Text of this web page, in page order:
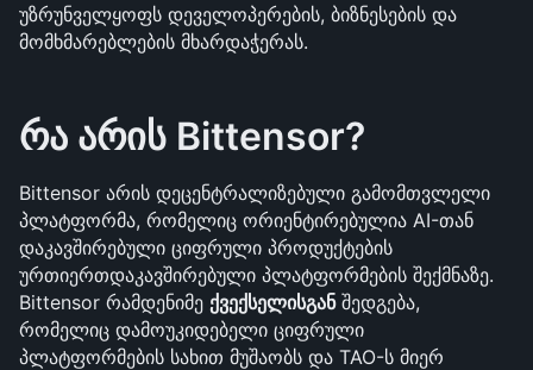
უზრუნველყოფს დეველოპერების, ბიზნესების და
მომხმარებლების მხარდაჭერას.
რა არის Bittensor?
Bittensor არის დეცენტრალიზებული გამომთვლელი
პლატფორმა, რომელიც ორიენტირებულია AI-თან
დაკავშირებული ციფრული პროდუქტების
ურთიერთდაკავშირებული პლატფორმების შექმნაზე.
Bittensor რამდენიმე ქვექსელისგან შედგება,
რომელიც დამოუკიდებელი ციფრული
პლატფორმების სახით მუშაობს და TAO-ს მიერ